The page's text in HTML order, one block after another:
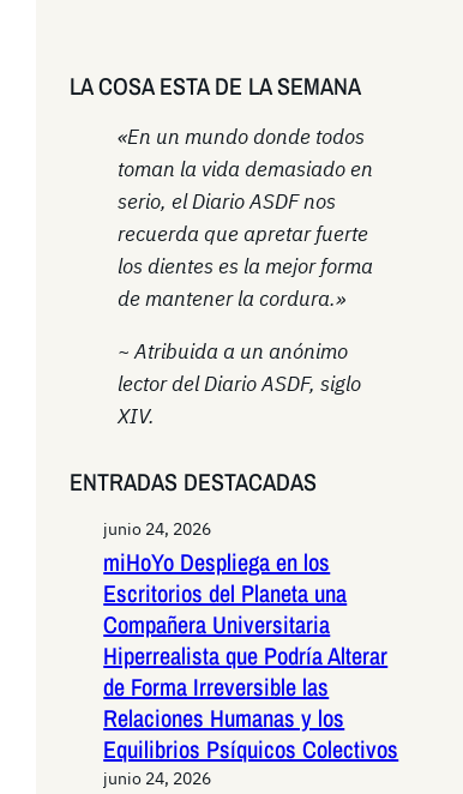
LA COSA ESTA DE LA SEMANA
«En un mundo donde todos
toman la vida demasiado en
serio, el Diario ASDF nos
recuerda que apretar fuerte
los dientes es la mejor forma
de mantener la cordura.»
~ Atribuida a un anónimo
lector del Diario ASDF, siglo
XIV.
ENTRADAS DESTACADAS
junio 24, 2026
miHoYo Despliega en los
Escritorios del Planeta una
Compañera Universitaria
Hiperrealista que Podría Alterar
de Forma Irreversible las
Relaciones Humanas y los
Equilibrios Psíquicos Colectivos
junio 24, 2026